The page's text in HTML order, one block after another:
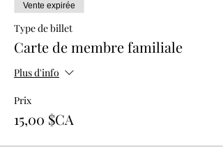
Vente expirée
Type de billet
Carte de membre familiale
Plus d'info
Prix
15,00 $CA